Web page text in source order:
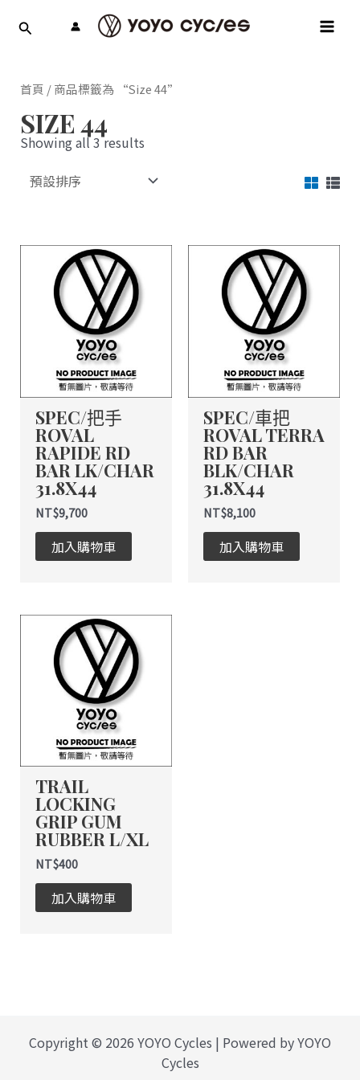
首頁 / 商品標籤為 “Size 44”
SIZE 44
Showing all 3 results
SPEC/把手
ROVAL
RAPIDE RD
BAR LK/CHAR
31.8X44
NT$9,700
加入購物車
SPEC/車把
ROVAL TERRA
RD BAR
BLK/CHAR
31.8X44
NT$8,100
加入購物車
TRAIL
LOCKING
GRIP GUM
RUBBER L/XL
NT$400
加入購物車
Copyright © 2026 YOYO Cycles | Powered by YOYO
Cycles